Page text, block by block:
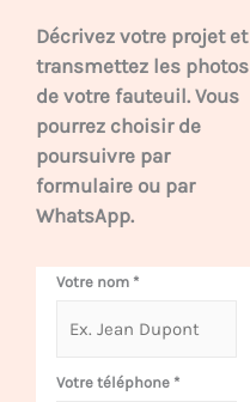
Décrivez votre projet et
transmettez les photos
de votre fauteuil. Vous
pourrez choisir de
poursuivre par
formulaire ou par
WhatsApp.
Votre nom *
Votre téléphone *